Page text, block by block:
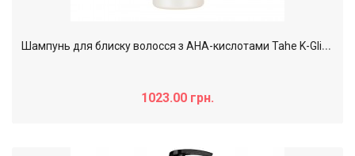
Ш
ампунь для блиску волосся з AHA-кислотами Tahe K-Glicolic Shine Shampoo, 300 мл
1023.00 грн.